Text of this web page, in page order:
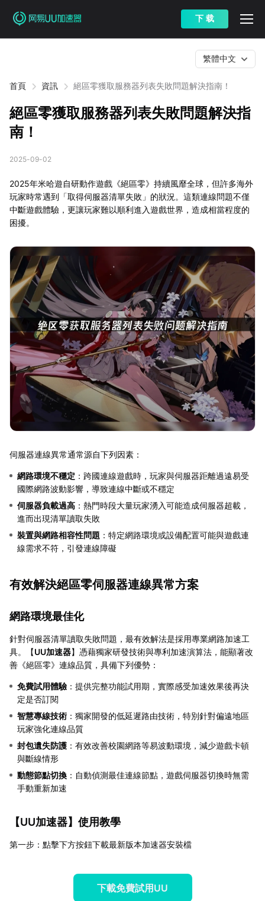
下 载
首頁 資訊 絕區零獲取服務器列表失敗問題解決指南！
繁體中文
絕區零獲取服務器列表失敗問題解決指
南！
2025-09-02
2025年米哈遊自研動作遊戲《絕區零》持續風靡全球，但許多海外
玩家時常遇到「取得伺服器清單失敗」的狀況。這類連線問題不僅
中斷遊戲體驗，更讓玩家難以順利進入遊戲世界，造成相當程度的
困擾。
伺服器連線異常通常源自下列因素：
網路環境不穩定 ：跨國連線遊戲時，玩家與伺服器距離過遠易受
國際網路波動影響，導致連線中斷或不穩定
伺服器負載過高 ：熱門時段大量玩家湧入可能造成伺服器超載，
進而出現清單讀取失敗
裝置與網路相容性問題 ：特定網路環境或設備配置可能與遊戲連
線需求不符，引發連線障礙
有效解決絕區零伺服器連線異常方案
網路環境最佳化
針對伺服器清單讀取失敗問題，最有效解法是採用專業網路加速工
具。【UU加速器】憑藉獨家研發技術與專利加速演算法，能顯著改
善《絕區零》連線品質，具備下列優勢：
免費試用體驗 ：提供完整功能試用期，實際感受加速效果後再決
定是否訂閱
智慧專線技術 ：獨家開發的低延遲路由技術，特別針對偏遠地區
玩家強化連線品質
封包遺失防護 ：有效改善校園網路等易波動環境，減少遊戲卡頓
與斷線情形
動態節點切換 ：自動偵測最佳連線節點，遊戲伺服器切換時無需
手動重新加速
【UU加速器】使用教學
第一步：點擊下方按鈕下載最新版本加速器安裝檔
下載免費試用UU